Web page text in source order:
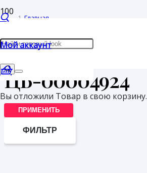
Мой аккаунт
Вы отложили Товар в свою корзину.
Главная
Товары с меткой “ЦБ-00004924”
ЦБ-00004924
ПРИМЕНИТЬ
ФИЛЬТР